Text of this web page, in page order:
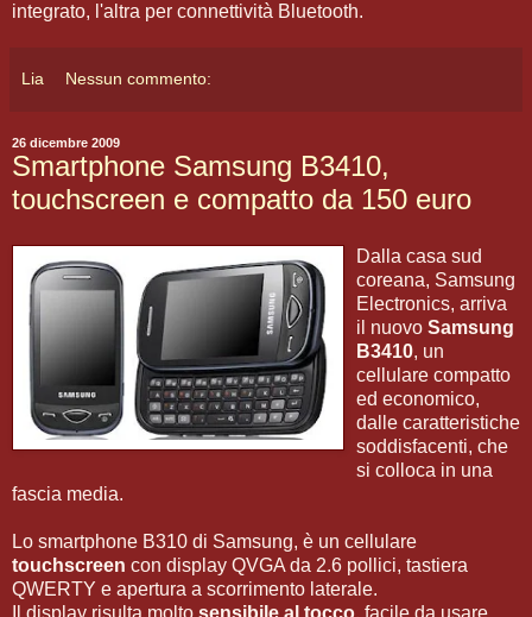
integrato, l'altra per connettività Bluetooth.
Lia Nessun commento:
26 dicembre 2009
Smartphone Samsung B3410,
touchscreen e compatto da 150 euro
Dalla casa sud
coreana, Samsung
Electronics, arriva
il nuovo Samsung
B3410, un
cellulare compatto
ed economico,
dalle caratteristiche
soddisfacenti, che
si colloca in una
fascia media.
Lo smartphone B310 di Samsung, è un cellulare
touchscreen con display QVGA da 2.6 pollici, tastiera
QWERTY e apertura a scorrimento laterale.
Il display risulta molto sensibile al tocco, facile da usare